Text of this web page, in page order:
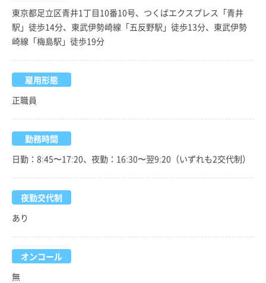
東京都足立区青井1丁目10番10号、つくばエクスプレス「青井
駅」徒歩14分、東武伊勢崎線「五反野駅」徒歩13分、東武伊勢
崎線「梅島駅」徒歩19分
雇用形態
正職員
勤務時間
日勤：8:45〜17:20、夜勤：16:30〜翌9:20（いずれも2交代制）
夜勤交代制
あり
オンコール
無